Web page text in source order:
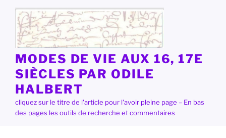
contenu
principal
MODES DE VIE AUX 16, 17E
SIÈCLES PAR ODILE
HALBERT
cliquez sur le titre de l'article pour l'avoir pleine page – En bas
des pages les outils de recherche et commentaires